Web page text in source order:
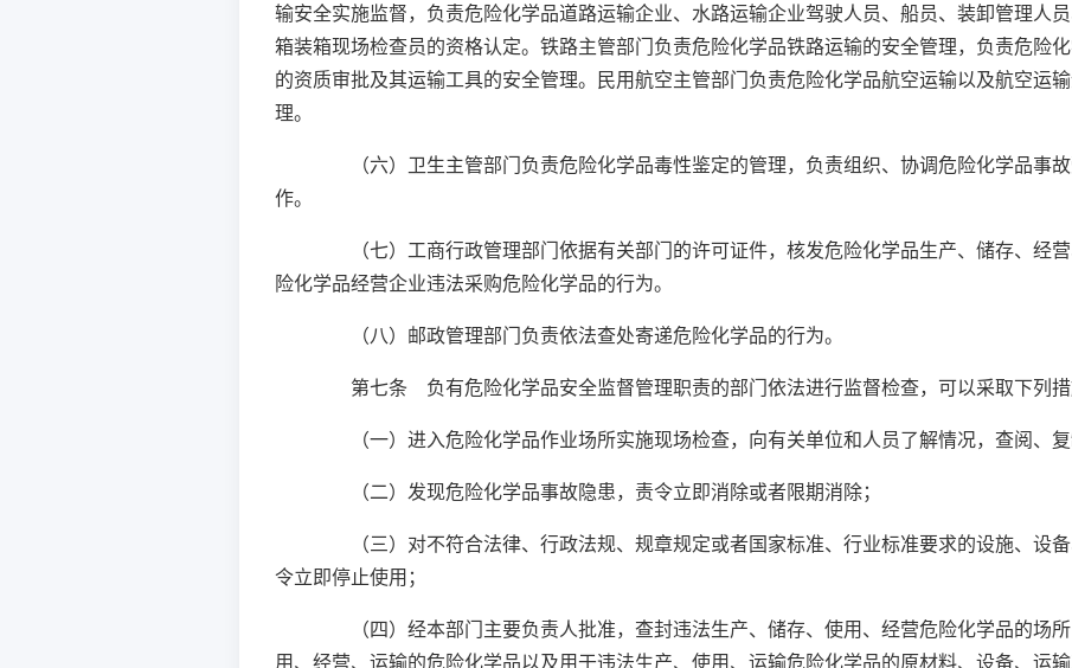
输安全实施监督，负责危险化学品道路运输企业、水路运输企业驾驶人员、船员、装卸管理人
箱装箱现场检查员的资格认定。铁路主管部门负责危险化学品铁路运输的安全管理，负责危险
的资质审批及其运输工具的安全管理。民用航空主管部门负责危险化学品航空运输以及航空运
理。
（六）卫生主管部门负责危险化学品毒性鉴定的管理，负责组织、协调危险化学品事
作。
（七）工商行政管理部门依据有关部门的许可证件，核发危险化学品生产、储存、经
险化学品经营企业违法采购危险化学品的行为。
（八）邮政管理部门负责依法查处寄递危险化学品的行为。
第七条 负有危险化学品安全监督管理职责的部门依法进行监督检查，可以采取下列措
（一）进入危险化学品作业场所实施现场检查，向有关单位和人员了解情况，查阅、复
（二）发现危险化学品事故隐患，责令立即消除或者限期消除；
（三）对不符合法律、行政法规、规章规定或者国家标准、行业标准要求的设施、设
令立即停止使用；
（四）经本部门主要负责人批准，查封违法生产、储存、使用、经营危险化学品的场
用、经营、运输的危险化学品以及用于违法生产、使用、运输危险化学品的原材料、设备、运输